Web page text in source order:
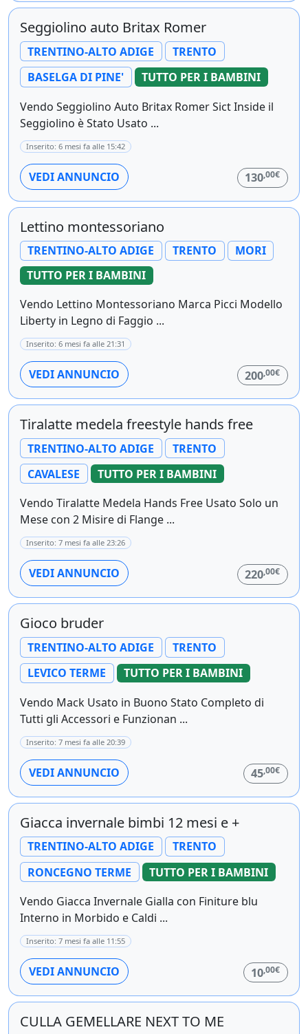
Seggiolino auto Britax Romer
TRENTINO-ALTO ADIGE
TRENTO
BASELGA DI PINE'
TUTTO PER I BAMBINI
Vendo Seggiolino Auto Britax Romer Sict Inside il
Seggiolino è Stato Usato ...
Inserito: 6 mesi fa alle 15:42
VEDI ANNUNCIO 130,00€
Lettino montessoriano
TRENTINO-ALTO ADIGE TRENTO
MORI
TUTTO PER I BAMBINI
Vendo Lettino Montessoriano Marca Picci Modello
Liberty in Legno di Faggio ...
Inserito: 6 mesi fa alle 21:31
VEDI ANNUNCIO 200,00€
Tiralatte medela freestyle hands free
TRENTINO-ALTO ADIGE
TRENTO
CAVALESE
TUTTO PER I BAMBINI
Vendo Tiralatte Medela Hands Free Usato Solo un
Mese con 2 Misire di Flange ...
Inserito: 7 mesi fa alle 23:26
VEDI ANNUNCIO 220,00€
Gioco bruder
TRENTINO-ALTO ADIGE
TRENTO
LEVICO TERME
TUTTO PER I BAMBINI
Vendo Mack Usato in Buono Stato Completo di
Tutti gli Accessori e Funzionan ...
Inserito: 7 mesi fa alle 20:39
VEDI ANNUNCIO 45,00€
Giacca invernale bimbi 12 mesi e +
TRENTINO-ALTO ADIGE
TRENTO
RONCEGNO TERME
TUTTO PER I BAMBINI
Vendo Giacca Invernale Gialla con Finiture blu
Interno in Morbido e Caldi ...
Inserito: 7 mesi fa alle 11:55
VEDI ANNUNCIO 10,00€
CULLA GEMELLARE NEXT TO ME